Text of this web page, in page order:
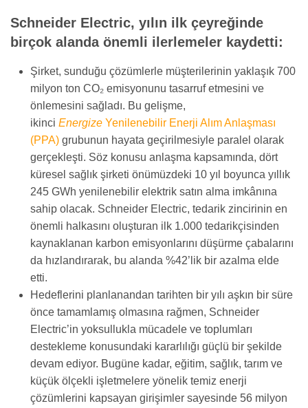
Schneider Electric, yılın ilk çeyreğinde
birçok alanda önemli ilerlemeler kaydetti:
Şirket, sunduğu çözümlerle müşterilerinin yaklaşık 700
milyon ton CO₂ emisyonunu tasarruf etmesini ve
önlemesini sağladı. Bu gelişme,
ikinci EnergizeYenilenebilir Enerji Alım Anlaşması
(PPA)grubunun hayata geçirilmesiyle paralel olarak
gerçekleşti. Söz konusu anlaşma kapsamında, dört
küresel sağlık şirketi önümüzdeki 10 yıl boyunca yıllık
245 GWh yenilenebilir elektrik satın alma imkânına
sahip olacak. Schneider Electric, tedarik zincirinin en
önemli halkasını oluşturan ilk 1.000 tedarikçisinden
kaynaklanan karbon emisyonlarını düşürme çabalarını
da hızlandırarak, bu alanda %42’lik bir azalma elde
etti.
Hedeflerini planlanandan tarihten bir yılı aşkın bir süre
önce tamamlamış olmasına rağmen, Schneider
Electric’in yoksullukla mücadele ve toplumları
destekleme konusundaki kararlılığı güçlü bir şekilde
devam ediyor. Bugüne kadar, eğitim, sağlık, tarım ve
küçük ölçekli işletmelere yönelik temiz enerji
çözümlerini kapsayan girişimler sayesinde 56 milyon